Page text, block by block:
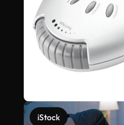
iStock